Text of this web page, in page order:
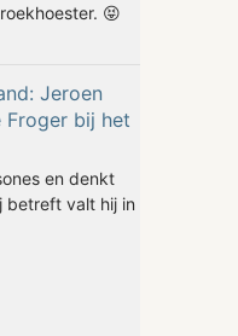
😝
Jeroen
Froger bij het
en denkt
betreft valt hij in